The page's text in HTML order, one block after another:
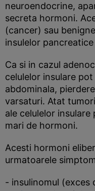
neuroendocrine,
secreta hormoni.
(cancer) sau
insulelor
Ca si in cazul
celulelor insulare
abdominala,
varsaturi. Atat
ale celulelor
mari de hormoni.
Acesti hormoni
urmatoarele
- insulinomul (exces